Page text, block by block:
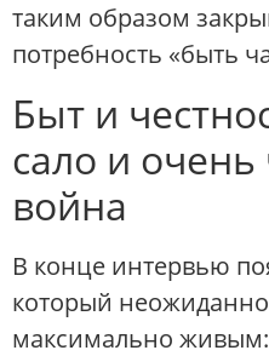
таким образом
потребность «быть
Быт и
сало и очень
война
В конце интервью
который неожиданно
максимально